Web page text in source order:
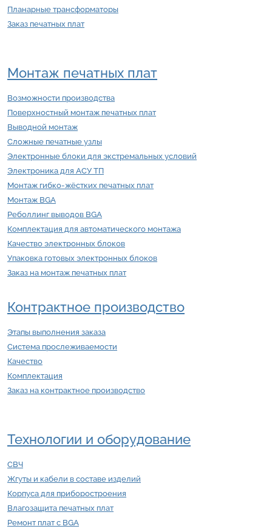
Планарные трансформаторы
Заказ печатных плат
Монтаж печатных плат
Возможности производства
Поверхностный монтаж печатных плат
Выводной монтаж
Сложные печатные узлы
Электронные блоки для экстремальных условий
Электроника для АСУ ТП
Монтаж гибко-жёстких печатных плат
Монтаж BGA
Реболлинг выводов BGA
Комплектация для автоматического монтажа
Качество электронных блоков
Упаковка готовых электронных блоков
Заказ на монтаж печатных плат
Контрактное производство
Этапы выполнения заказа
Система прослеживаемости
Качество
Комплектация
Заказ на контрактное производство
Технологии и оборудование
СВЧ
Жгуты и кабели в составе изделий
Корпуса для приборостроения
Влагозащита печатных плат
Ремонт плат с BGA